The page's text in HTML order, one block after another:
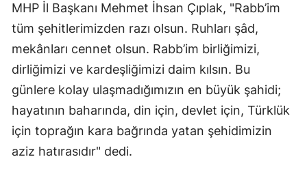
Elazığ
Erzincan
Erzurum
Eskişehir
Gaziantep
MHP İl Başkanı Mehmet İhsan Çıplak, "Rabb’im
tüm şehitlerimizden razı olsun. Ruhları şâd,
mekânları cennet olsun. Rabb’im birliğimizi,
dirliğimizi ve kardeşliğimizi daim kılsın. Bu
günlere kolay ulaşmadığımızın en büyük şahidi;
hayatının baharında, din için, devlet için, Türklük
için toprağın kara bağrında yatan şehidimizin
aziz hatırasıdır" dedi.